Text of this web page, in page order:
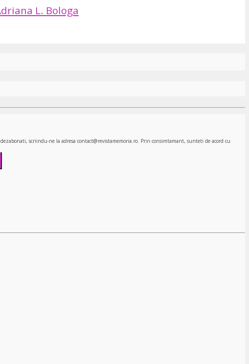
L. Bologa
scriindu-ne la adresa contact@revistamemoria.ro. Prin consimtamant, sunteti de acord cu